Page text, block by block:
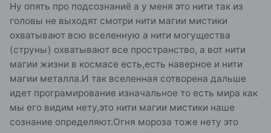
Ну опять про подсознаниё а у меня это нити так из
головы не выходят смотри нити магии мистики
охватывают всю вселенную а нити могущества
(струны) охватывают все пространство, а вот нити
магии жизни в космасе есть,есть наверное и нити
магии металла.И так вселенная сотворена дальше
идет програмирование изначальное то есть мира как
мы его видим нету,это нити магии мистики наше
сознание определяют.Огня мороза тоже нету это